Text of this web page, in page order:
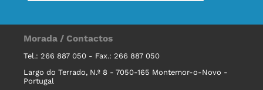
Morada / Contactos
Tel.: 266 887 050 - Fax.: 266 887 050
Largo do Terrado, N.º 8 - 7050-165 Montemor-o-Novo -
Portugal